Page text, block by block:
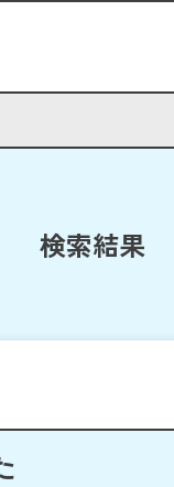
検索結果